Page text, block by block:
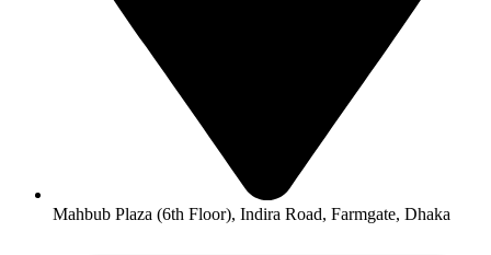
Mahbub Plaza (6th Floor), Indira Road, Farmgate, Dhaka